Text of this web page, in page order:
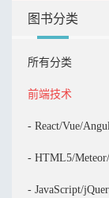
图书分类
所有分类
前端技术
- React/Vue/
- HTML5/
- JavaScript/